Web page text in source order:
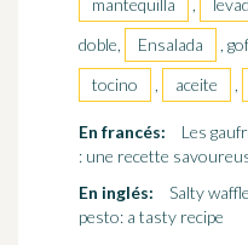
mantequilla
,
doble,
Ensalada ,
tocino
, aceite ,
En francés:
Les
: une recette
En inglés:
Salty
pesto: a tasty recipe